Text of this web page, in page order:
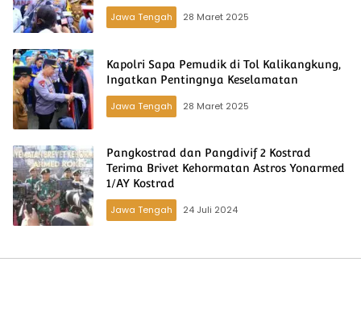
Jawa Tengah 28 Maret 2025
Kapolri Sapa Pemudik di Tol Kalikangkung,
Ingatkan Pentingnya Keselamatan
Jawa Tengah 28 Maret 2025
Pangkostrad dan Pangdivif 2 Kostrad
Terima Brivet Kehormatan Astros Yonarmed
1/AY Kostrad
Jawa Tengah 24 Juli 2024